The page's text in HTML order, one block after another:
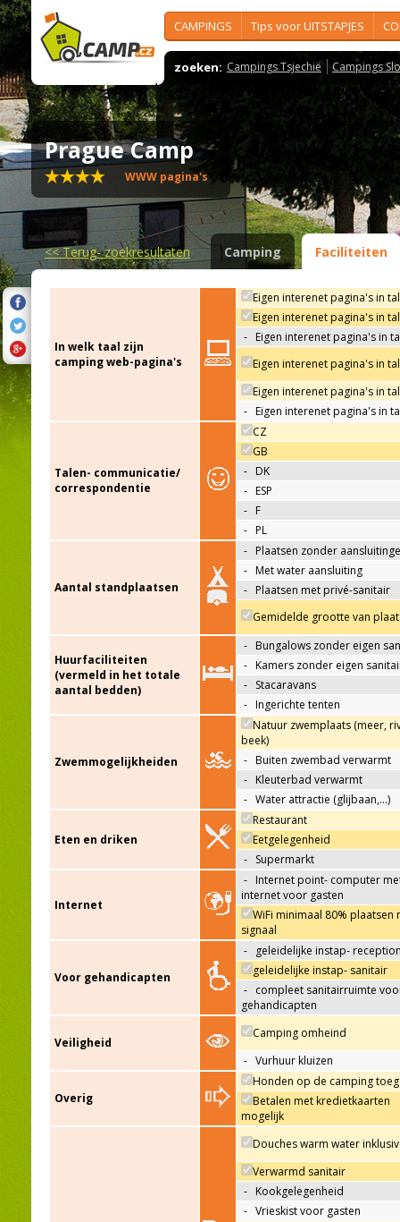
CAMPINGS Tips voor UITSTAPJES
zoeken: Campings Tsjechië Campings
Prague Camp
WWW pagina's
<<Terug- zoekresultaten Camping Faciliteiten
In welk taal zijn
camping web-pagina's
Eigen interenet pagina's in
Eigen interenet pagina's in
- Eigen interenet pagina's in
Eigen interenet pagina's in
Eigen interenet pagina's in
- Eigen interenet pagina's in
Talen- communicatie/
correspondentie
CZ
GB
- DK
- ESP
- F
- PL
Aantal standplaatsen
- Plaatsen zonder
- Met water aansluiting
- Plaatsen met privé-sanitair
Gemidelde grootte van
Huurfaciliteiten
(vermeld in het totale
aantal bedden)
- Bungalows zonder eigen
- Kamers zonder eigen
- Stacaravans
- Ingerichte tenten
Zwemmogelijkheiden
Natuur zwemplaats (meer,
beek)
- Buiten zwembad verwarmt
- Kleuterbad verwarmt
- Water attractie (glijbaan,…)
Eten en driken
Restaurant
Eetgelegenheid
- Supermarkt
Internet
- Internet point- computer
internet voor gasten
WiFi minimaal 80% plaatsen
signaal
Voor gehandicapten
-
geleidelijke instap-
geleidelijke instap- sanitair
- compleet sanitairruimte
gehandicapten
Veiligheid
Camping omheind
- Vurhuur kluizen
Overig
Honden op de camping
Betalen met kredietkaarten
mogelijk
Douches warm water
Verwarmd sanitair
- Kookgelegenheid
- Vrieskist voor gasten